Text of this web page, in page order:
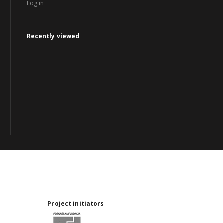
Log in
Recently viewed
Project initiators